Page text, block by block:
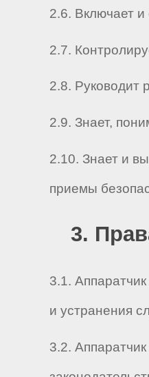
2.6. Включает и
2.7.
2.8. Руководит
2.9. Знает,
2.10. Знает и
приемы
3.
3.1.
и устранения
3.2.